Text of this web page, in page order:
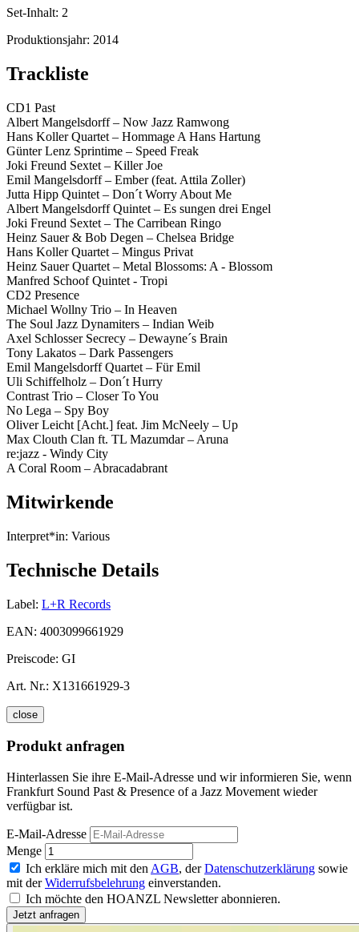
Set-Inhalt: 2
Produktionsjahr: 2014
Trackliste
CD1 Past
Albert Mangelsdorff – Now Jazz Ramwong
Hans Koller Quartet – Hommage A Hans Hartung
Günter Lenz Sprintime – Speed Freak
Joki Freund Sextet – Killer Joe
Emil Mangelsdorff – Ember (feat. Attila Zoller)
Jutta Hipp Quintet – Don´t Worry About Me
Albert Mangelsdorff Quintet – Es sungen drei Engel
Joki Freund Sextet – The Carribean Ringo
Heinz Sauer & Bob Degen – Chelsea Bridge
Hans Koller Quartet – Mingus Privat
Heinz Sauer Quartet – Metal Blossoms: A - Blossom
Manfred Schoof Quintet - Tropi
CD2 Presence
Michael Wollny Trio – In Heaven
The Soul Jazz Dynamiters – Indian Weib
Axel Schlosser Secrecy – Dewayne´s Brain
Tony Lakatos – Dark Passengers
Emil Mangelsdorff Quartet – Für Emil
Uli Schiffelholz – Don´t Hurry
Contrast Trio – Closer To You
No Lega – Spy Boy
Oliver Leicht [Acht.] feat. Jim McNeely – Up
Max Clouth Clan ft. TL Mazumdar – Aruna
re:jazz - Windy City
A Coral Room – Abracadabrant
Mitwirkende
Interpret*in: Various
Technische Details
Label: L+R Records
EAN: 4003099661929
Preiscode: GI
Art. Nr.: X131661929-3
close
Produkt anfragen
Hinterlassen Sie ihre E-Mail-Adresse und wir informieren Sie, wenn
Frankfurt Sound Past & Presence of a Jazz Movement wieder
verfügbar ist.
E-Mail-Adresse
Menge
Ich erkläre mich mit den AGB, derDatenschutzerklärung sowie
mit derWiderrufsbelehrung einverstanden.
Ich möchte den HOANZL Newsletter abonnieren.